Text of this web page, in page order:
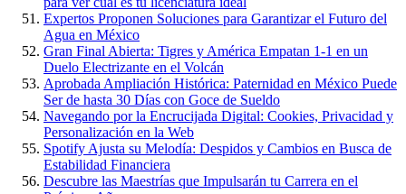
Expertos Proponen Soluciones para Garantizar el Futuro del
Agua en México
Gran Final Abierta: Tigres y América Empatan 1-1 en un
Duelo Electrizante en el Volcán
Aprobada Ampliación Histórica: Paternidad en México Puede
Ser de hasta 30 Días con Goce de Sueldo
Navegando por la Encrucijada Digital: Cookies, Privacidad y
Personalización en la Web
Spotify Ajusta su Melodía: Despidos y Cambios en Busca de
Estabilidad Financiera
Descubre las Maestrías que Impulsarán tu Carrera en el